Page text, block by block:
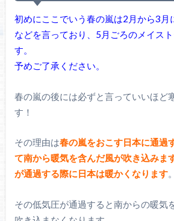
初めにここでいう春の嵐は2月から3月
などを言っており、5月ごろのメイス
す。
予めご了承ください。
春の嵐の後には必ずと言っていいほど
す！
その理由は春の嵐をおこす日本に通過
て南から暖気を含んだ風が吹き込みます
が通過する際に日本は暖かくなります。
その低気圧が通過すると南からの暖気